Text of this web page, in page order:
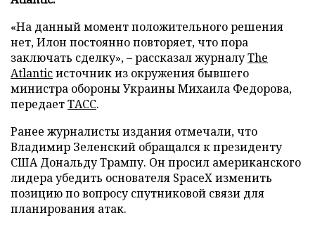
«На данный момент положительного решения
нет, Илон постоянно повторяет, что пора
заключать сделку», – рассказал журналуThe
Atlanticисточник из окружения бывшего
министра обороны Украины Михаила Федорова,
передаетТАСС.
Ранее журналисты издания отмечали, что
Владимир Зеленский обращался к президенту
США Дональду Трампу. Он просил американского
лидера убедить основателя SpaceX изменить
позицию по вопросу спутниковой связи для
планирования атак.